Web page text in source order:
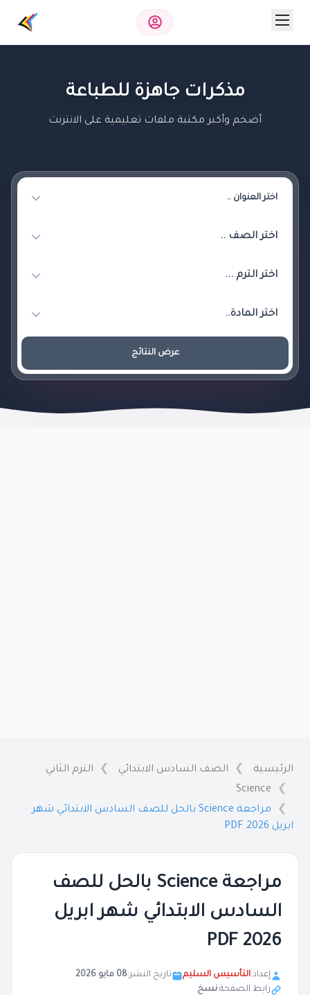
مذكرات جاهزة للطباعة
أضخم وأكبر مكتبة ملفات تعليمية على الانترنت
عرض النتائج
الرئيسية الصف السادس الابتدائي
الترم الثاني
Science
مراجعة Science بالحل للصف السادس الابتدائي شهر
ابريل 2026 PDF
مراجعة Science بالحل للصف
السادس الابتدائي شهر ابريل
2026 PDF
إعداد:التأسيس السليم تاريخ النشر:08 مايو 2026
رابط الصفحة:نسخ